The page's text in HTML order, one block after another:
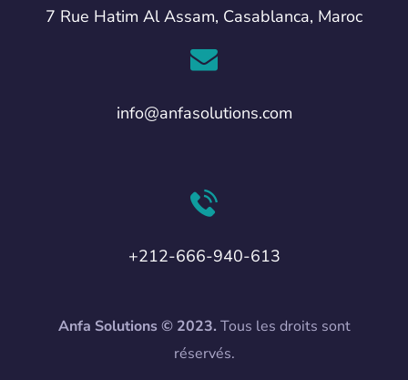
7 Rue Hatim Al Assam, Casablanca, Maroc
info@anfasolutions.com
+212-666-940-613
Anfa Solutions © 2023. Tous les droits sont
réservés.